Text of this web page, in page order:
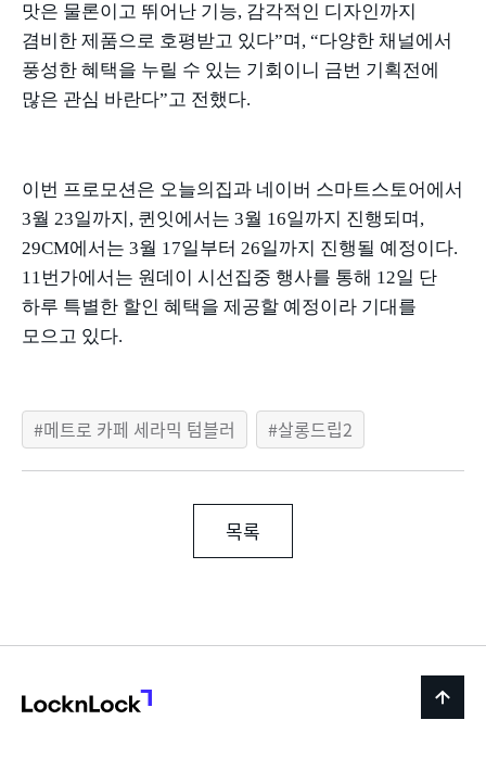
맛은 물론이고 뛰어난 기능, 감각적인 디자인까지
겸비한 제품으로 호평받고 있다”며 , “다양한 채널에서
풍성한 혜택을 누릴 수 있는 기회이니 금번 기획전에
많은 관심 바란다”고 전했다.
이번 프로모션은 오늘의집과 네이버 스마트스토어에서
3월 23일까지 , 퀸잇에서는 3월 16일까지 진행되며 ,
29CM에서는 3월 17일부터 26일까지 진행될 예정이다.
11번가에서는 원데이 시선집중 행사를 통해 12일 단
하루 특별한 할인 혜택을 제공할 예정이라 기대를
모으고 있다.
메트로 카페 세라믹 텀블러 살롱드립2
목록
back